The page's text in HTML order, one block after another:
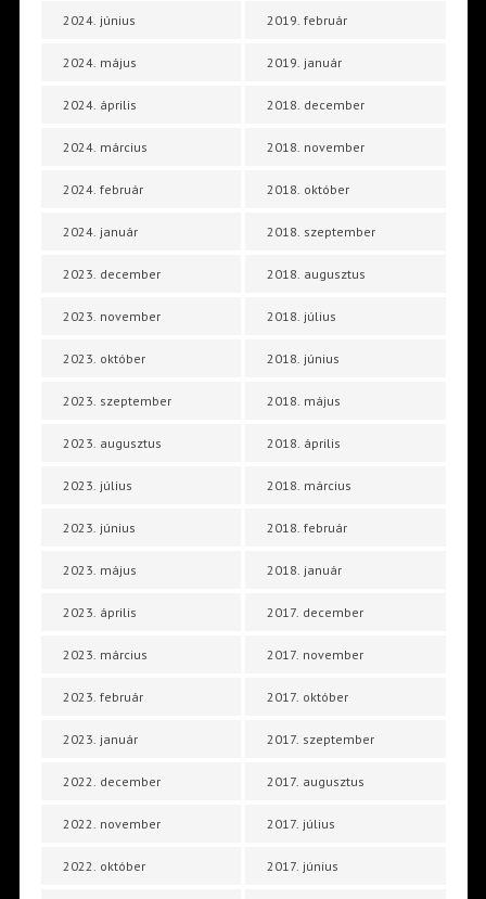
2024. június
2024. május
2024. április
2024. március
2024. február
2024. január
2023. december
2023. november
2023. október
2023. szeptember
2023. augusztus
2023. július
2023. június
2023. május
2023. április
2023. március
2023. február
2023. január
2022. december
2022. november
2022. október
2019. február
2019. január
2018. december
2018. november
2018. október
2018. szeptember
2018. augusztus
2018. július
2018. június
2018. május
2018. április
2018. március
2018. február
2018. január
2017. december
2017. november
2017. október
2017. szeptember
2017. augusztus
2017. július
2017. június